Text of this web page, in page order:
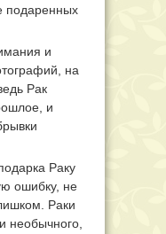
подаренных
и
на
Рак
и
Раку
ошибку, не
Раки
необычного,